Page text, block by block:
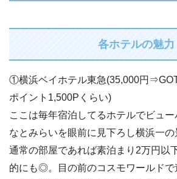
各ホテルの魅力
①横浜ベイホテル東急(35,000円
ポイント1,500Pくらい)
ここは毎年宿泊してるホテルでビュ
なとみらいを眼前に見下ろし横浜一の
通常の部屋であれば素泊まり2万円以
的にも◎。目の前のコスモワールドで